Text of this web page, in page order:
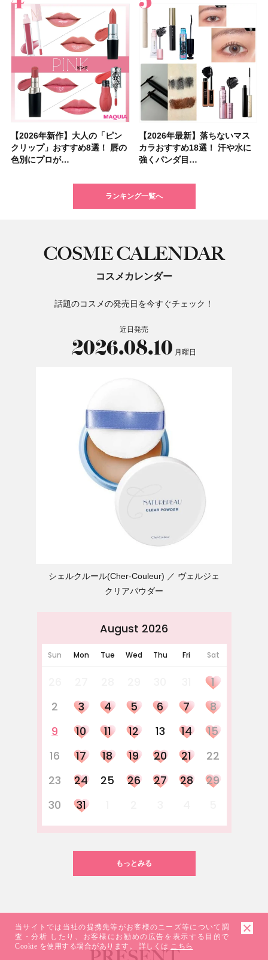
【2026年新作】大人の「ピン
クリップ」おすすめ8選！ 唇の
色別にプロが…
【2026年最新】落ちないマス
カラおすすめ18選！ 汗や水に
強くパンダ目…
【クリスマスコフレ2026】ク
リニークのホリデーコフレを一
挙紹介！ 人気…
【2026夏】「大人のニキビケ
ア」ランキングTOP5！＜マキ
アビューティ…
【2026年最新】落ちないマス
カラおすすめ18選！ 汗や水に
強くパンダ目…
シャネルの新作リップ「ルージ
ュ ココ イドゥラ グロス」全15
色スウォッ…
【石井美保さん・50歳のボディ
ケア愛用品16選】首・手・バス
トのパーツケ…
【ニベア】美容液リップクリー
ム＆ボディスクラブが新登場！
大人気の色付き…
【石井美保さんのおすすめお菓
子＆お茶10選】手土産にもぴっ
たり
【40代以上におすすめのプロテ
イン10選】美と健康に不可欠な
タンパク質を…
【2026年夏】小顔に見えるボ
ブの髪型37選！ レイヤー・切
りっぱなしな…
【最新】髪のうねり・広がり・
くせ毛におすすめのシャンプー
17選
【ILLIT（アイリット）ライブ
レポ】TOYOTA ARENA
TOKY…
【無印良品】スキンケア×衣料
素材の最強タッグで実現！ 着
るだけで保湿でき…
【ルナソルアイシャドウ】アイ
カラーレーションN新色・限定
色をイエベ・ブ…
ツヤ好きの人生チーク！エナモ
ル メロウメルティングチーク
限定〈102 ロ…
ランキング一覧へ
COSME CALENDAR
コスメカレンダー
話題のコスメの発売日を今すぐチェック！
近日発売
2026.08.10 月曜日
シェルクルール(Cher-Couleur)
ヴェルジェ
クリアパウダー
August 2026
Sun Mon Tue Wed Thu Fri Sat
1
2
3 4 5 6 7
8
9
10 11 12 13 14
15
16
17 18 19 20 21
22
23
24 25 26 27 28
29
30
31
もっとみる
当サイトでは当社の提携先等がお客様のニーズ等について調
査・分析 したり、お客様にお勧めの広告を表示する目的で
Cookie を使用する場合があります。 詳しくは こちら